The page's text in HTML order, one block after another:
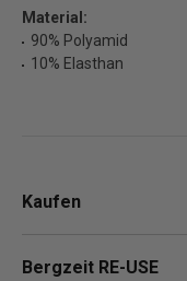
Material:
90% Polyamid
10% Elasthan
Kaufen
Bergzeit RE-USE